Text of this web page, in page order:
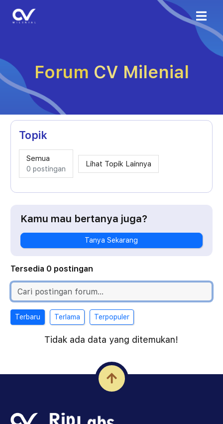
Forum CV Milenial
Topik
Semua
0 postingan
Lihat Topik Lainnya
Kamu mau bertanya juga?
Tanya Sekarang
Tersedia 0 postingan
Terbaru Terlama Terpopuler
Tidak ada data yang ditemukan!